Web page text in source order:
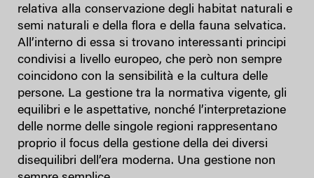
relativa alla conservazione degli habitat naturali e
semi naturali e della flora e della fauna selvatica.
All’interno di essa si trovano interessanti principi
condivisi a livello europeo, che però non sempre
coincidono con la sensibilità e la cultura delle
persone. La gestione tra la normativa vigente, gli
equilibri e le aspettative, nonché l’interpretazione
delle norme delle singole regioni rappresentano
proprio il focus della gestione della dei diversi
disequilibri dell’era moderna. Una gestione non